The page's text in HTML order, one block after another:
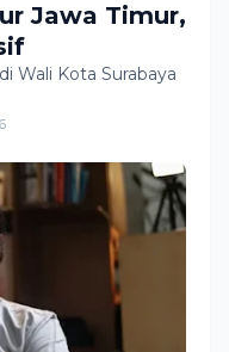
Jawa Timur,
Wali Kota Surabaya